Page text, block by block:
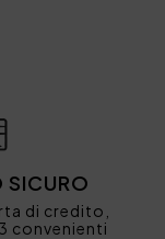
SICURO
di credito,
convenienti